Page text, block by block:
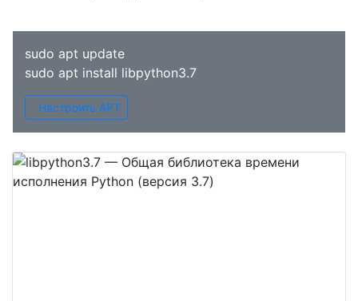
sudo apt update
sudo apt install libpython3.7
Настроить APT